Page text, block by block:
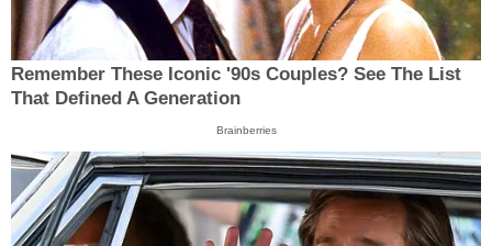
Remember These Iconic '90s Couples? See The List
That Defined A Generation
Brainberries